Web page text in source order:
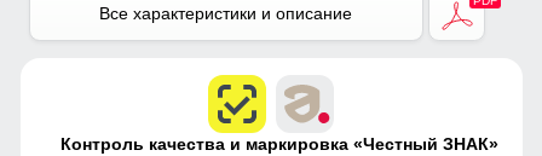
Тефлон, Ткань, Экологичные
Все характеристики и описание
Контроль качества и маркировка «Честный ЗНАК»